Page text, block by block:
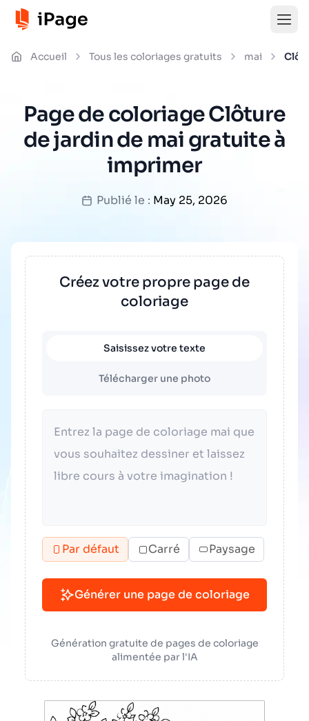
Accueil Tous les coloriages gratuits mai
Page de coloriage Clôture
de jardin de mai gratuite à
imprimer
Publié le : May 25, 2026
Créez votre propre page de
coloriage
Saisissez votre texte
Télécharger une photo
Par défaut Carré Paysage
Générer une page de coloriage
Génération gratuite de pages de coloriage
alimentée par l'IA